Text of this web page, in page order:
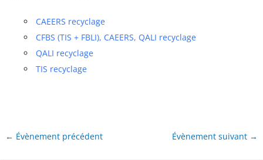
CAEERS recyclage
CFBS (TIS + FBLI), CAEERS, QALI recyclage
QALI recyclage
TIS recyclage
← Évènement précédent Évènement suivant →